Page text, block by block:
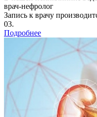
врач-нефролог
Запись к врачу
03.
Подробнее